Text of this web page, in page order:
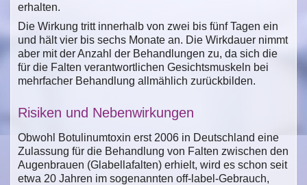
erhalten.
Die Wirkung tritt innerhalb von zwei bis fünf Tagen ein
und hält vier bis sechs Monate an. Die Wirkdauer nimmt
aber mit der Anzahl der Behandlungen zu, da sich die
für die Falten verantwortlichen Gesichtsmuskeln bei
mehrfacher Behandlung allmählich zurückbilden.
Risiken und Nebenwirkungen
Obwohl Botulinumtoxin erst 2006 in Deutschland eine
Zulassung für die Behandlung von Falten zwischen den
Augenbrauen (Glabellafalten) erhielt, wird es schon seit
etwa 20 Jahren im sogenannten off-label-Gebrauch,